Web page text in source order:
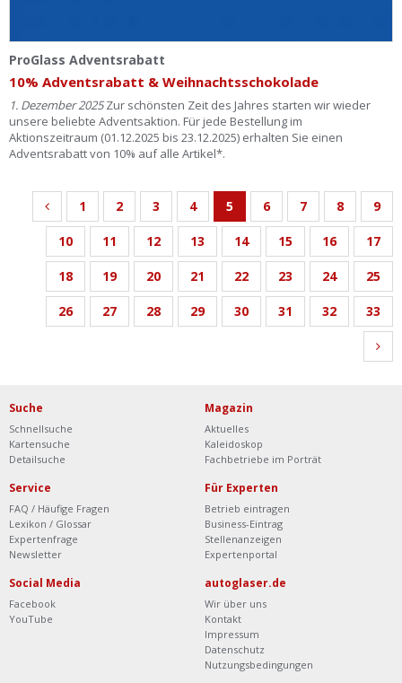
ProGlass Adventsrabatt
10% Adventsrabatt & Weihnachtsschokolade
1. Dezember 2025Zur schönsten Zeit des Jahres starten wir wieder
unsere beliebte Adventsaktion. Für jede Bestellung im
Aktionszeitraum (01.12.2025 bis 23.12.2025) erhalten Sie einen
Adventsrabatt von 10% auf alle Artikel*.
1 2 3 4 5 6 7 8 9
10 11 12 13 14 15 16 17
18 19 20 21 22 23 24 25
26 27 28 29 30 31 32 33
Suche
Schnellsuche
Kartensuche
Detailsuche
Magazin
Aktuelles
Kaleidoskop
Fachbetriebe im Porträt
Service
FAQ / Häufige Fragen
Lexikon / Glossar
Expertenfrage
Newsletter
Für Experten
Betrieb eintragen
Business-Eintrag
Stellenanzeigen
Expertenportal
Social Media
Facebook
YouTube
autoglaser.de
Wir über uns
Kontakt
Impressum
Datenschutz
Nutzungsbedingungen